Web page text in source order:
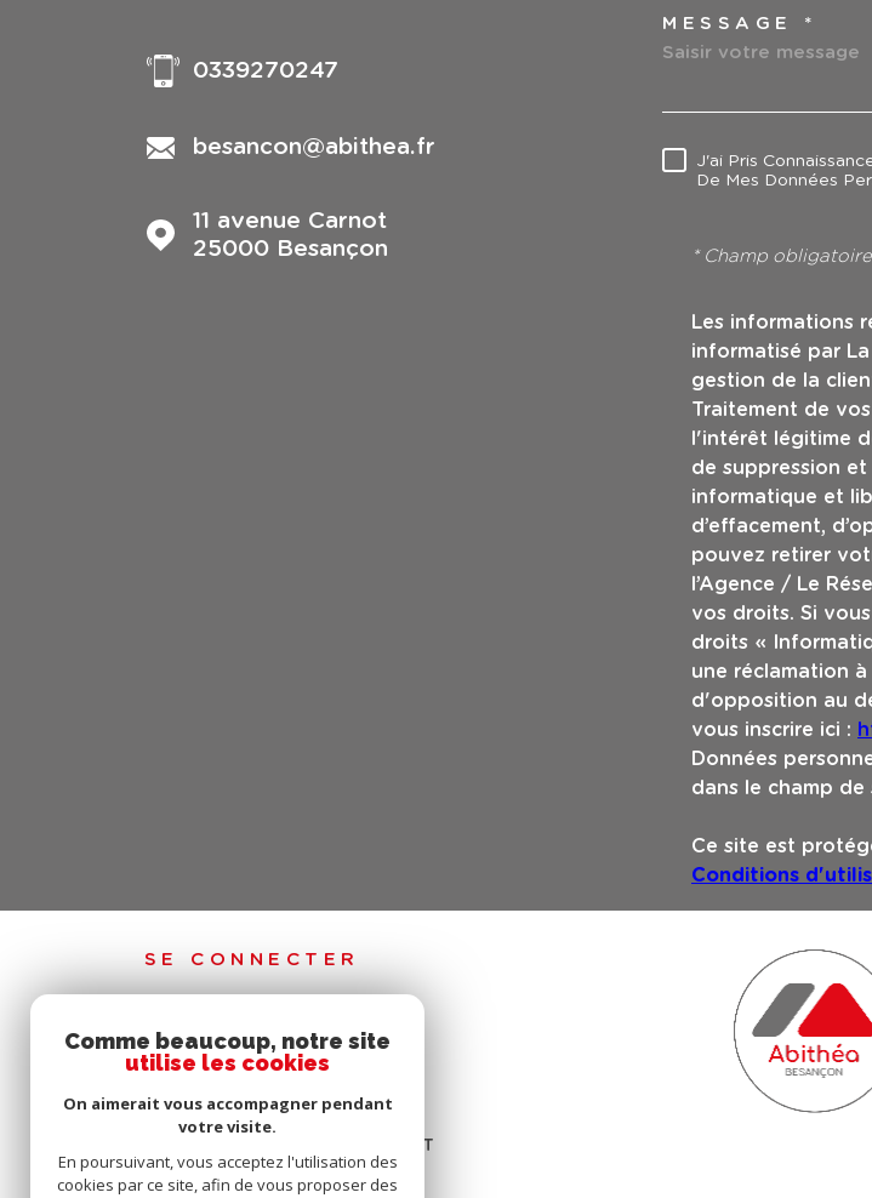
0339270247
besancon@abithea.fr
11 avenue Carnot
25000
Besançon
MESSAGE *
J'ai Pris
De Mes Données
* Champ obligatoire
Les informations
informatisé par
gestion de la
Traitement de
l'intérêt légitime
de suppression
informatique et
d’effacement,
pouvez retirer
l’Agence / Le
vos droits. Si
droits «
une réclamation à
d'opposition au
vous inscrire ici :
Données
dans le champ de
Ce site est
Conditions
SE CONNECTER
ESPACE PROPRIÉTAIRE
ESPACE DE CONNEXION EXTRANET
Comme beaucoup, notre site
utilise les cookies
On aimerait vous accompagner pendant
votre visite.
En poursuivant, vous acceptez l'utilisation des
cookies par ce site, afin de vous proposer des